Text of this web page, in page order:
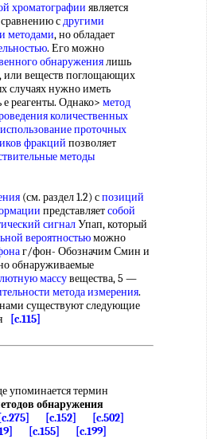
хроматографии является
сдругими
методами, но обладает
. Его можно
обнаружениялишь
или веществ поглощающих
случаях нужно иметь
реагенты. Однако> метод
количественных
использование проточных
фракций позволяет
методы
(см. раздел 1.2) спозиций
представляетсобой
сигналУпап, который
вероятностьюможно
г/фон- Обозначим Смин и
обнаруживаемые
массувещества, 5 —
метода измерения.
существуют следующие
[c.115]
упоминается термин
обнаружения
[c.275] [c.152]
[c.502]
[c.155] [c.199]